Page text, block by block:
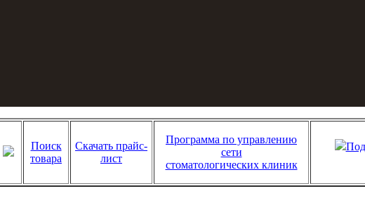
Поиск
товара
Скачать прайс-
лист
Программа по управлению
сети
стоматологических клиник